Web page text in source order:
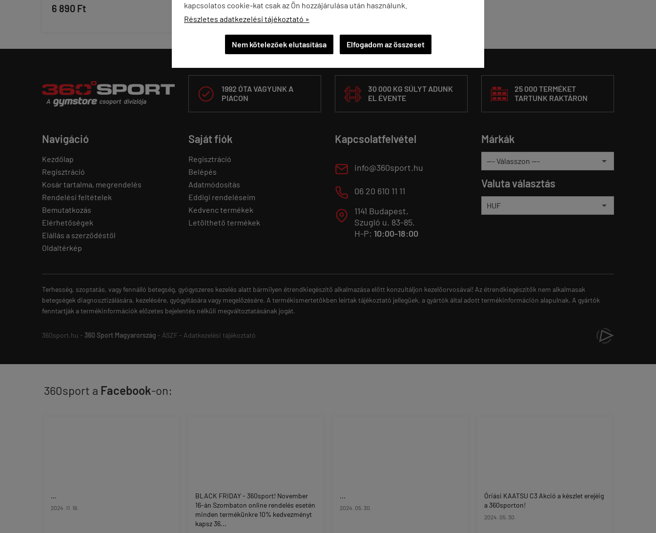
kapcsolatos cookie-kat csak az Ön hozzájárulása után használunk.
Részletes adatkezelési tájékoztató »
Nem kötelezőek elutasítása Elfogadom az összeset
6 890 Ft

1992 ÓTA VAGYUNK A
PIACON
30 000 KG SÚLYT ADUNK
EL ÉVENTE
25 000 TERMÉKET
TARTUNK RAKTÁRON
Navigáció
Kezdőlap
Regisztráció
Kosár tartalma, megrendelés
Rendelési feltételek
Bemutatkozás
Elérhetőségek
Elállás a szerződéstől
Oldaltérkép
Saját fiók
Regisztráció
Belépés
Adatmódosítás
Eddigi rendeléseim
Kedvenc termékek
Letölthető termékek
Kapcsolatfelvétel
E info@360sport.hu
M 06 20 610 11 11
T
1141 Budapest,
Szugló u. 83-85.
H-P: 10:00-18:00
Márkák
Valuta választás
Terhesség, szoptatás, vagy fennálló betegség, gyógyszeres kezelés alatt bármilyen étrendkiegészítő alkalmazása előtt konzultáljon kezelőorvosával! Az étrendkiegészítők nem alkalmasak
betegségek diagnosztizálására, kezelésére, gyógyítására vagy megelőzésére. A termékismertetőkben leírtak tájékoztató jellegűek, a gyártók által adott termékinformáción alapulnak. A gyártók
fenntartják a termékinformációk előzetes bejelentés nélküli megváltoztatásának jogát.
360sport.hu - 360 Sport Magyarország - ÁSZF - Adatkezelési tájékoztató
360sport a Facebook-on:
...
2024. 11. 16.
BLACK FRIDAY - 360sport! November
16-án Szombaton online rendelés esetén
minden termékünkre 10% kedvezményt
kapsz 36...
...
2024. 05. 30.
Óriási KAATSU C3 Akció a készlet erejéig
a 360sporton!
2024. 05. 30.